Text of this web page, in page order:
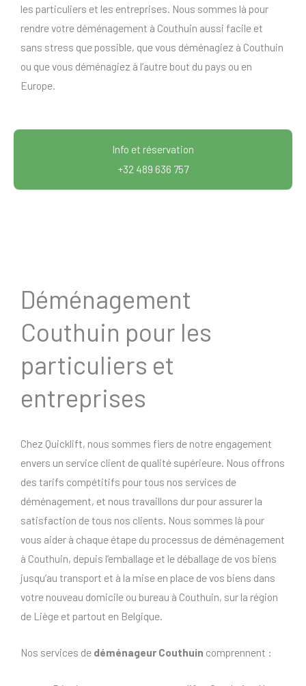
les particuliers et les entreprises. Nous sommes là pour
rendre votre déménagement à Couthuin aussi facile et
sans stress que possible, que vous déménagiez à Couthuin
ou que vous déménagiez à l’autre bout du pays ou en
Europe.
Info et réservation
+32 489 636 757
Déménagement
Couthuin pour les
particuliers et
entreprises
Chez Quicklift, nous sommes fiers de notre engagement
envers un service client de qualité supérieure. Nous offrons
des tarifs compétitifs pour tous nos services de
déménagement, et nous travaillons dur pour assurer la
satisfaction de tous nos clients. Nous sommes là pour
vous aider à chaque étape du processus de déménagement
à Couthuin, depuis l’emballage et le déballage de vos biens
jusqu’au transport et à la mise en place de vos biens dans
votre nouveau domicile ou bureau à Couthuin, sur la région
de Liège et partout en Belgique.
Nos services de déménageur Couthuin comprennent :